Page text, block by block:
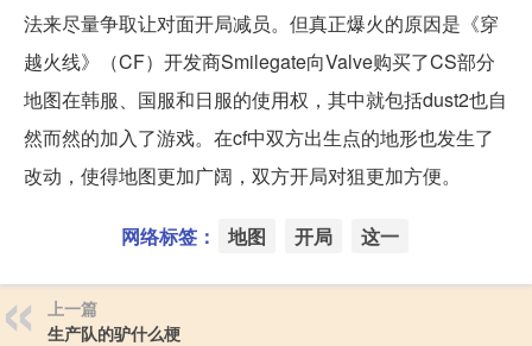
法来尽量争取让对面开局减员。但真正爆火的原因是《穿
越火线》（CF）开发商Smilegate向Valve购买了CS部分
地图在韩服、国服和日服的使用权，其中就包括dust2也自
然而然的加入了游戏。在cf中双方出生点的地形也发生了
改动，使得地图更加广阔，双方开局对狙更加方便。
网络标签： 地图 开局 这一
上一篇
生产队的驴什么梗